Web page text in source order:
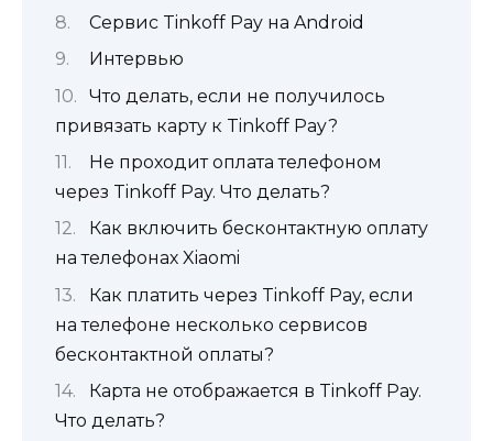
Сервис Tinkoff Pay на Android
Интервью
Что делать, если не получилось
привязать карту к Tinkoff Pay?
Не проходит оплата телефоном
через Tinkoff Pay. Что делать?
Как включить бесконтактную оплату
на телефонах Xiaomi
Как платить через Tinkoff Pay, если
на телефоне несколько сервисов
бесконтактной оплаты?
Карта не отображается в Tinkoff Pay.
Что делать?